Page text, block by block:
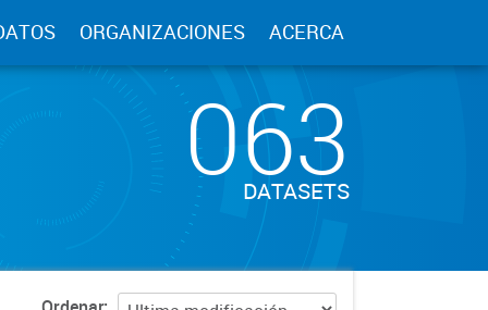
ORGANIZACIONES ACERCA
063
DATASETS